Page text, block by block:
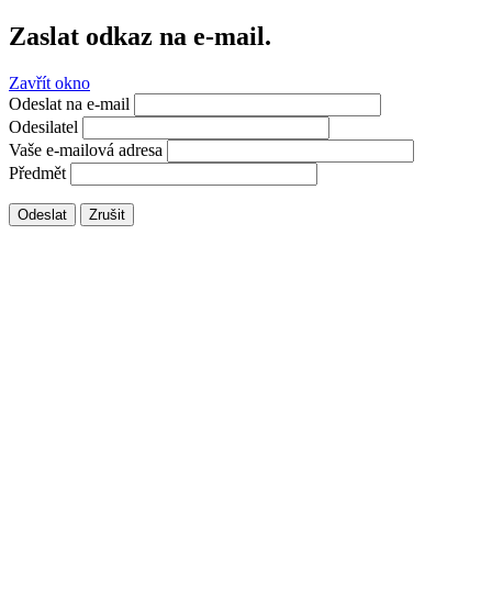
Zaslat odkaz na e-mail.
Zavřít okno
Odeslat na e-mail
Odesilatel
Vaše e-mailová adresa
Předmět
Odeslat Zrušit